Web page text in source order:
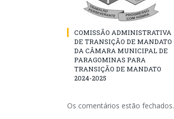
COMISSÃO ADMINISTRATIVA
DE TRANSIÇÃO DE MANDATO
DA CÂMARA MUNICIPAL DE
PARAGOMINAS PARA
TRANSIÇÃO DE MANDATO
2024-2025
Os comentários estão fechados.